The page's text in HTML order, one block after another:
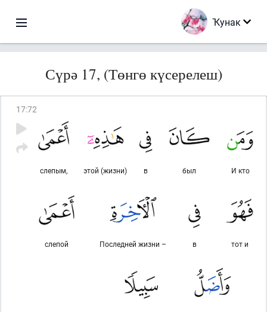
Ҡунак
Сүрә 17, (Төнгө күсерелеш)
17:72
И кто
был
в
этой (жизни)
слепым,
тот и
в
Последней жизни –
слепой